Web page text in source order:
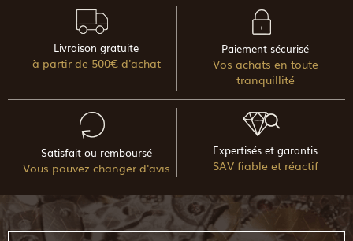
Livraison gratuite
à partir de 500€ d'achat
Paiement sécurisé
Vos achats en toute
tranquillité
Satisfait ou remboursé
Vous pouvez changer d'avis
Expertisés et garantis
SAV fiable et réactif